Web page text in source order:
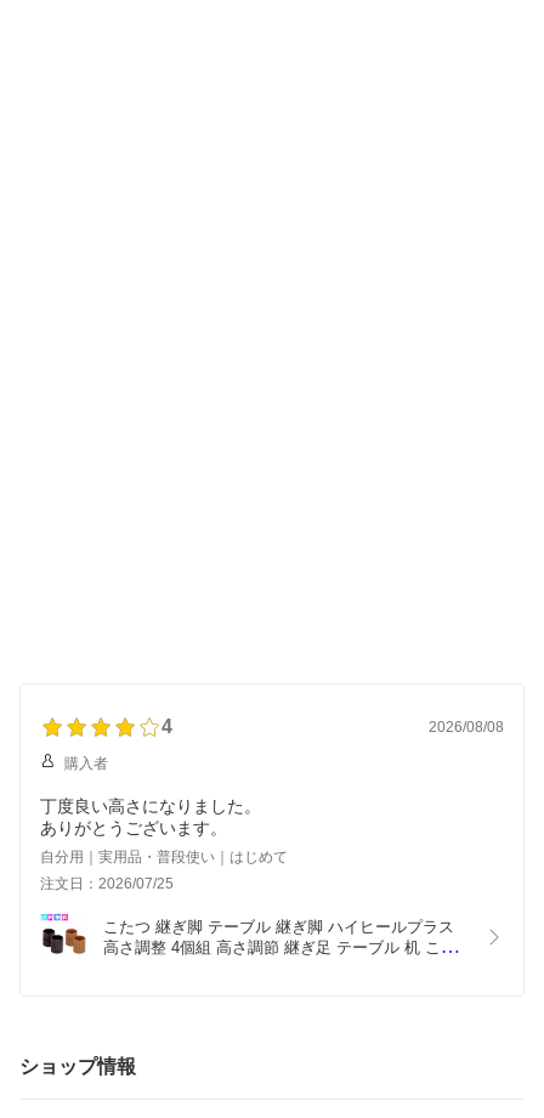
4 2026/08/08
購入者
丁度良い高さになりました。
ありがとうございます。
自分用｜実用品・普段使い｜はじめて
注文日：2026/07/25
こたつ 継ぎ脚 テーブル 継ぎ脚 ハイヒールプラス
高さ調整 4個組 高さ調節 継ぎ足 テーブル 机 こた
ショップ情報